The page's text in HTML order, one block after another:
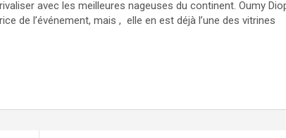
avec les meilleures nageuses du continent. Oumy
de l’événement, mais , elle en est déjà l’une des vitrines